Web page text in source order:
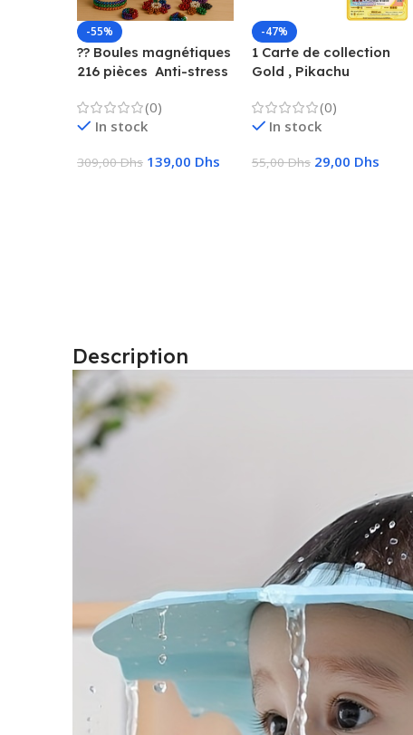
-55%
?? Boules magnétiques
216 pièces  Anti-stress
(0)
In stock
309,00Dhs 139,00 Dhs
-47%
1 Carte de collection
Gold , Pikachu
EX, Métal (0)
In stock
55,00Dhs 29,00 Dhs
Description